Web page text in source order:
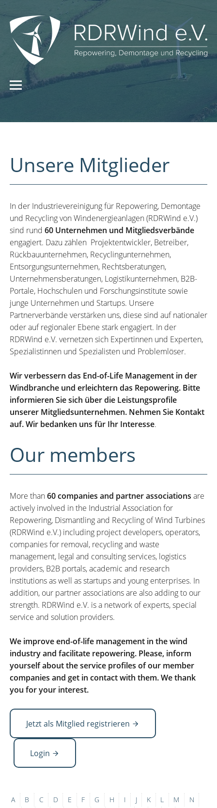
Unsere Mitglieder
In der Industrievereinigung für Repowering, Demontage
und Recycling von Windenergieanlagen (RDRWind e.V.)
sind rund 60 Unternehmen und Mitgliedsverbände
engagiert. Dazu zählen Projektentwickler, Betreiber,
Rückbauunternehmen, Recyclingunternehmen,
Entsorgungsunternehmen, Rechtsberatungen,
Unternehmensberatungen, Logistikunternehmen, B2B-
Portale, Hochschulen und Forschungsinstitute sowie
junge Unternehmen und Startups. Unsere
Partnerverbände verstärken uns, diese sind auf nationaler
oder auf regionaler Ebene stark engagiert. In der
RDRWind e.V. vernetzen sich Expertinnen und Experten,
Spezialistinnen und Spezialisten und Problemlöser.
Wir verbessern das End-of-Life Management in der
Windbranche und erleichtern das Repowering. Bitte
informieren Sie sich über die Leistungsprofile
unserer Mitgliedsunternehmen. Nehmen Sie Kontakt
auf. Wir bedanken uns für Ihr Interesse.
Our members
More than60 companies and partner associations are
actively involved in the Industrial Association for
Repowering, Dismantling and Recycling of Wind Turbines
(RDRWind e.V.) including project developers, operators,
companies for removal, recycling and waste
management, legal and consulting services, logistics
providers, B2B portals, academic and research
institutions as well as startups and young enterprises. In
addition, our partner associations are also adding to our
strength. RDRWind e.V. is a network of experts, special
service and solution providers.
We improve end-of-life management in the wind
industry and facilitate repowering. Please, inform
yourself about the service profiles of our member
companies and get in contact with them. We thank
you for your interest.
Jetzt als Mitglied registrieren
Login
A B C D E F G H I J K L M
N